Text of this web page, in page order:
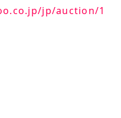
jp/auction/1